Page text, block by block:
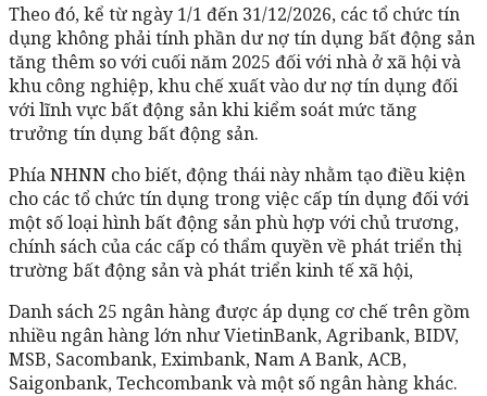
Theo đó, kể từ ngày 1/1 đến 31/12/2026, các tổ chức tín
dụng không phải tính phần dư nợ tín dụng bất động sản
tăng thêm so với cuối năm 2025 đối với nhà ở xã hội và
khu công nghiệp, khu chế xuất vào dư nợ tín dụng đối
với lĩnh vực bất động sản khi kiểm soát mức tăng
trưởng tín dụng bất động sản.
Phía NHNN cho biết, động thái này nhằm tạo điều kiện
cho các tổ chức tín dụng trong việc cấp tín dụng đối với
một số loại hình bất động sản phù hợp với chủ trương,
chính sách của các cấp có thẩm quyền về phát triển thị
trường bất động sản và phát triển kinh tế xã hội,
Danh sách 25 ngân hàng được áp dụng cơ chế trên gồm
nhiều ngân hàng lớn như VietinBank, Agribank, BIDV,
MSB, Sacombank, Eximbank, Nam A Bank, ACB,
Saigonbank, Techcombank và một số ngân hàng khác.